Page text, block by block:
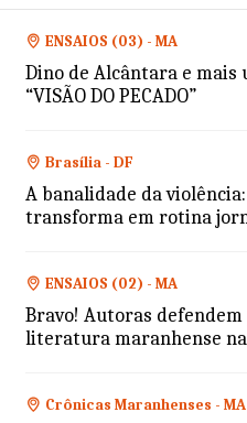
ENSAIOS (03) - MA
Dino de Alcântara e
“VISÃO DO PECADO”
Brasília - DF
A banalidade da
transforma em rotina
ENSAIOS (02) - MA
Bravo! Autoras
literatura maranhense
Crônicas Maranhenses - MA